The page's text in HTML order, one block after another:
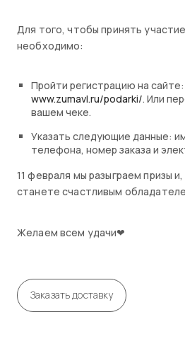
Для того, чтобы принять
необходимо:
Пройти регистрацию на сайте:
www.zumavl.ru/podarki/. Или
вашем чеке.
Указать следующие данные:
телефона, номер заказа и
11 февраля мы разыграем призы
станете счастливым
Желаем всем удачи❤
Заказать доставку